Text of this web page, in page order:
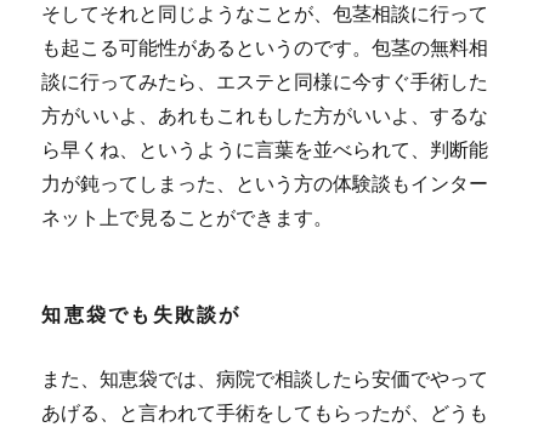
そしてそれと同じようなことが、包茎相談に行って
も起こる可能性があるというのです。包茎の無料相
談に行ってみたら、エステと同様に今すぐ手術した
方がいいよ、あれもこれもした方がいいよ、するな
ら早くね、というように言葉を並べられて、判断能
力が鈍ってしまった、 という方の体験談もインター
ネット上で見ることができます。
知恵袋でも失敗談が
また、知恵袋では、病院で相談したら安価でやって
あげる、と言われて手術をしてもらったが、どうも